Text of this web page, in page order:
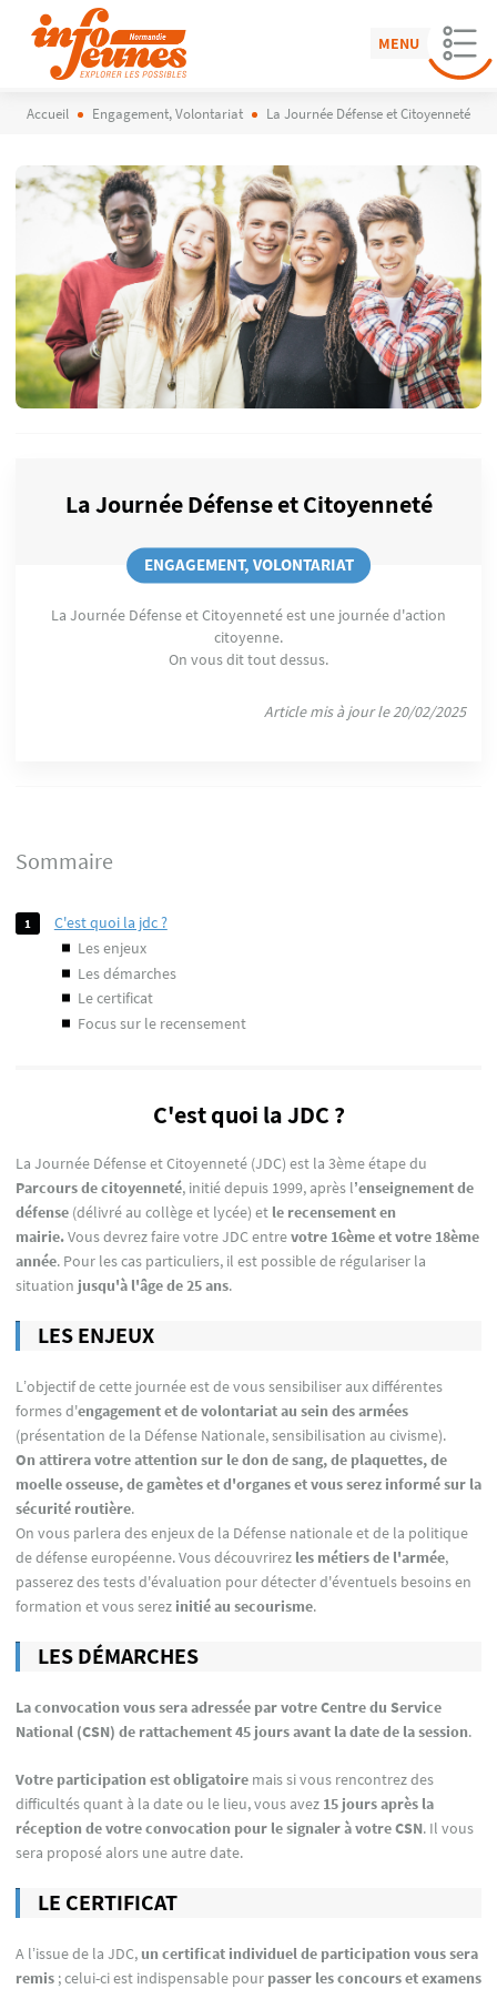
MENU
Accueil Engagement, Volontariat La Journée Défense et Citoyenneté
La Journée Défense et Citoyenneté
ENGAGEMENT, VOLONTARIAT
La Journée Défense et Citoyenneté est une journée d'action
citoyenne.
On vous dit tout dessus.
Article mis à jour le 20/02/2025
Sommaire
c'est quoi la jdc ?
les enjeux
les démarches
le certificat
focus sur le recensement
C'est quoi la JDC ?
La Journée Défense et Citoyenneté (JDC) est la 3ème étape du
Parcours de citoyenneté, initié depuis 1999, après l’enseignement de
défense (délivré au collège et lycée) et le recensement en
mairie.Vous devrez faire votre JDC entrevotre 16ème et votre 18ème
année. Pour les cas particuliers, il est possible de régulariser la
situation jusqu'à l'âge de 25 ans.
LES ENJEUX
L’objectif de cette journée est de vous sensibiliser aux différentes
formes d'engagement et de volontariat au sein des armées
(présentation de la Défense Nationale, sensibilisation au civisme).
On attirera votre attention sur le don de sang, de plaquettes, de
moelle osseuse, de gamètes et d'organes et vous serez informé sur la
sécurité routière.
On vous parlera des enjeux de la Défense nationale et de la politique
de défense européenne. Vous découvrirez les métiers de l'armée,
passerez des tests d'évaluation pour détecter d'éventuels besoins en
formation et vous serez initié au secourisme.
LES DÉMARCHES
La convocation vous sera adressée par votre Centre du Service
National (CSN) de rattachement 45 jours avant la date de la session.
Votre participation est obligatoire mais si vous rencontrez des
difficultés quant à la date ou le lieu, vous avez 15 jours après la
réception de votre convocation pour le signaler à votre CSN. Il vous
sera proposé alors une autre date.
LE CERTIFICAT
A l’issue de la JDC, un certificat individuel de participation vous sera
remis ; celui-ci est indispensable pour passer les concours et examens